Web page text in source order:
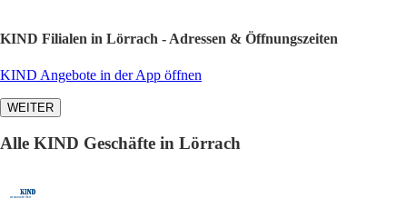
KIND Filialen in Lörrach - Adressen & Öffnungszeiten
KIND Angebote in der App öffnen
WEITER
Alle KIND Geschäfte in Lörrach